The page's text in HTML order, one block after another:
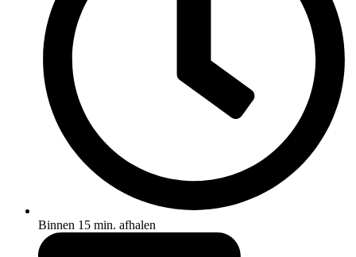
Binnen 15 min. afhalen